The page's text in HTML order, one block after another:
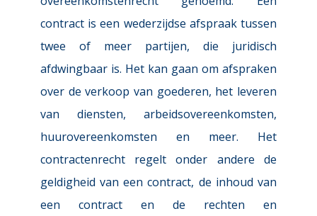
contract is een wederzijdse afspraak tussen
twee of meer partijen, die juridisch
afdwingbaar is. Het kan gaan om afspraken
over de verkoop van goederen, het leveren
van diensten, arbeidsovereenkomsten,
huurovereenkomsten en meer. Het
contractenrecht regelt onder andere de
geldigheid van een contract, de inhoud van
een contract en de rechten en